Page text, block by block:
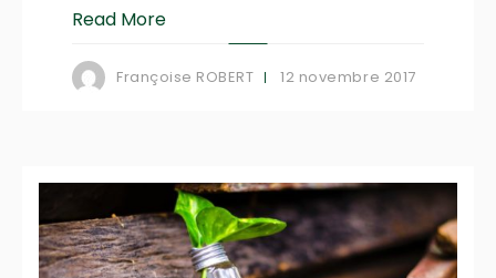
Read More
Françoise ROBERT 12 novembre 2017